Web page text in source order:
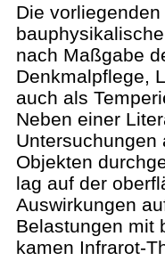
Die
nach Maßgabe
Denkmalpflege,
auch als
Neben einer
Untersuchungen
Objekten
lag auf der
Auswirkungen
Belastungen mit
kamen Infrarot-